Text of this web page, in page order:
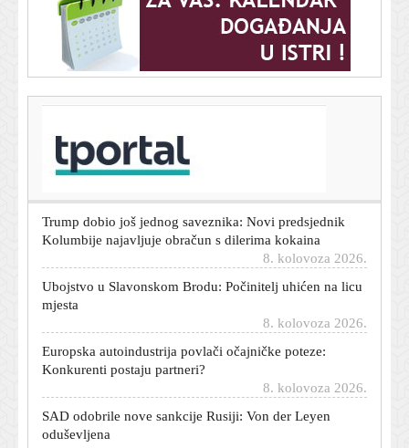
Još jedan vikend kaosa na cestama: Pogledajte gdje su
već sad kilometarske kolone
Trump dobio još jednog saveznika: Novi predsjednik
Kolumbije najavljuje obračun s dilerima kokaina
8. kolovoza 2026.
Ubojstvo u Slavonskom Brodu: Počinitelj uhićen na licu
mjesta
Europska autoindustrija povlači očajničke poteze:
Konkurenti postaju partneri?
SAD odobrile nove sankcije Rusiji: Von der Leyen
oduševljena